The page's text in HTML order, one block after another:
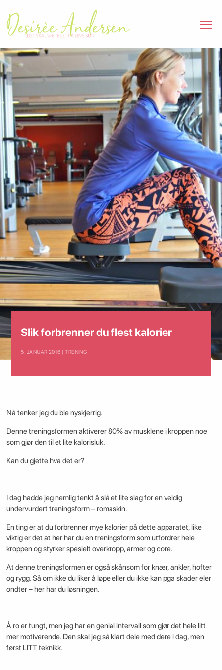
Slik forbrenner du flest kalorier
5. JANUAR 2016 | TRENING
Nå tenker jeg du ble nyskjerrig.
Denne treningsformen aktiverer 80% av musklene i kroppen noe
som gjør den til et lite kalorisluk.
Kan du gjette hva det er?
I dag hadde jeg nemlig tenkt å slå et lite slag for en veldig
undervurdert treningsform – romaskin.
En ting er at du forbrenner mye kalorier på dette apparatet, like
viktig er det at her har du en treningsform som utfordrer hele
kroppen og styrker spesielt overkropp, armer og core.
At denne treningsformen er også skånsom for knær, ankler, hofter
og rygg. Så om ikke du liker å løpe eller du ikke kan pga skader eler
ondter – her har du løsningen.
Å ro er tungt, men jeg har en genial intervall som gjør det hele litt
mer motiverende. Den skal jeg så klart dele med dere i dag, men
først LITT teknikk.